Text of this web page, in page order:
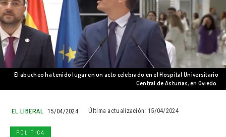
El abucheo ha tenido lugar en un acto celebrado en el Hospital Universitario
Central de Asturias, en Oviedo.
EL LIBERAL 15/04/2024 Última actualización: 15/04/2024
POLÍTICA